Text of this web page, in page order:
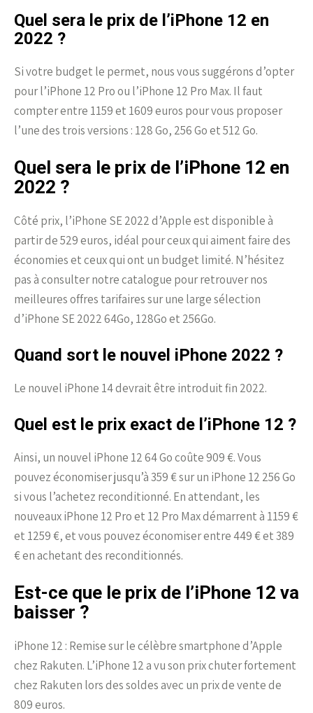
Quel sera le prix de l’iPhone 12 en
2022 ?
Si votre budget le permet, nous vous suggérons d’opter
pour l’iPhone 12 Pro ou l’iPhone 12 Pro Max. Il faut
compter entre 1159 et 1609 euros pour vous proposer
l’une des trois versions : 128 Go, 256 Go et 512 Go.
Quel sera le prix de l’iPhone 12 en
2022 ?
Côté prix, l’iPhone SE 2022 d’Apple est disponible à
partir de 529 euros, idéal pour ceux qui aiment faire des
économies et ceux qui ont un budget limité. N’hésitez
pas à consulter notre catalogue pour retrouver nos
meilleures offres tarifaires sur une large sélection
d’iPhone SE 2022 64Go, 128Go et 256Go.
Quand sort le nouvel iPhone 2022 ?
Le nouvel iPhone 14 devrait être introduit fin 2022.
Quel est le prix exact de l’iPhone 12 ?
Ainsi, un nouvel iPhone 12 64 Go coûte 909 €. Vous
pouvez économiser jusqu’à 359 € sur un iPhone 12 256 Go
si vous l’achetez reconditionné. En attendant, les
nouveaux iPhone 12 Pro et 12 Pro Max démarrent à 1159 €
et 1259 €, et vous pouvez économiser entre 449 € et 389
€ en achetant des reconditionnés.
Est-ce que le prix de l’iPhone 12 va
baisser ?
iPhone 12 : Remise sur le célèbre smartphone d’Apple
chez Rakuten. L’iPhone 12 a vu son prix chuter fortement
chez Rakuten lors des soldes avec un prix de vente de
809 euros.